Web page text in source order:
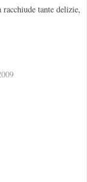
tante delizie,